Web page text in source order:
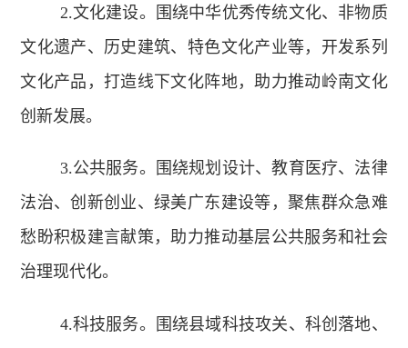
2.文化建设。围绕中华优秀传统文化、非物质
文化遗产、历史建筑、特色文化产业等，开发系列
文化产品，打造线下文化阵地，助力推动岭南文化
创新发展。
3.公共服务。围绕规划设计、教育医疗、法律
法治、创新创业、绿美广东建设等，聚焦群众急难
愁盼积极建言献策，助力推动基层公共服务和社会
治理现代化。
4.科技服务。围绕县域科技攻关、科创落地、